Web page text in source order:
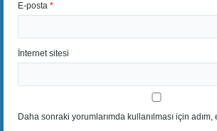
E-posta*
İnternet sitesi
Daha sonraki yorumlarımda kullanılması için